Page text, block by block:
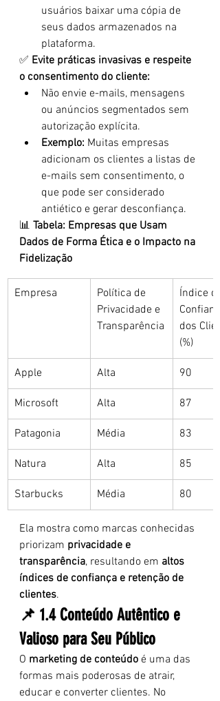
usuários baixar uma cópia de
seus dados armazenados na
plataforma.
✅ Evite práticas invasivas e respeite
o consentimento do cliente:
Não envie e-mails, mensagens
ou anúncios segmentados sem
autorização explícita.
Exemplo: Muitas empresas
adicionam os clientes a listas de
e-mails sem consentimento, o
que pode ser considerado
antiético e gerar desconfiança.
📊 Tabela: Empresas que Usam
Dados de Forma Ética e o Impacto na
Fidelização
Empresa
Política de
Privacidade e
Transparência
Índice de
dos
(%)
Apple Alta 90
Microsoft Alta 87
Patagonia Média 83
Natura Alta 85
Starbucks Média 80
Ela mostra como marcas conhecidas
priorizam privacidade e
transparência, resultando em altos
índices de confiança e retenção de
clientes.
📌 1.4 Conteúdo Autêntico e
Valioso para Seu Público
O marketing de conteúdo é uma das
formas mais poderosas de atrair,
educar e converter clientes. No